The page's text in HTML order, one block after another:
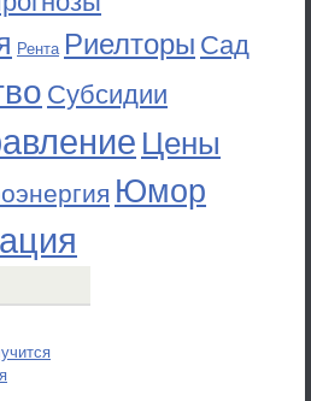
Рента Риелторы Сад
Субсидии
Цены
Юмор